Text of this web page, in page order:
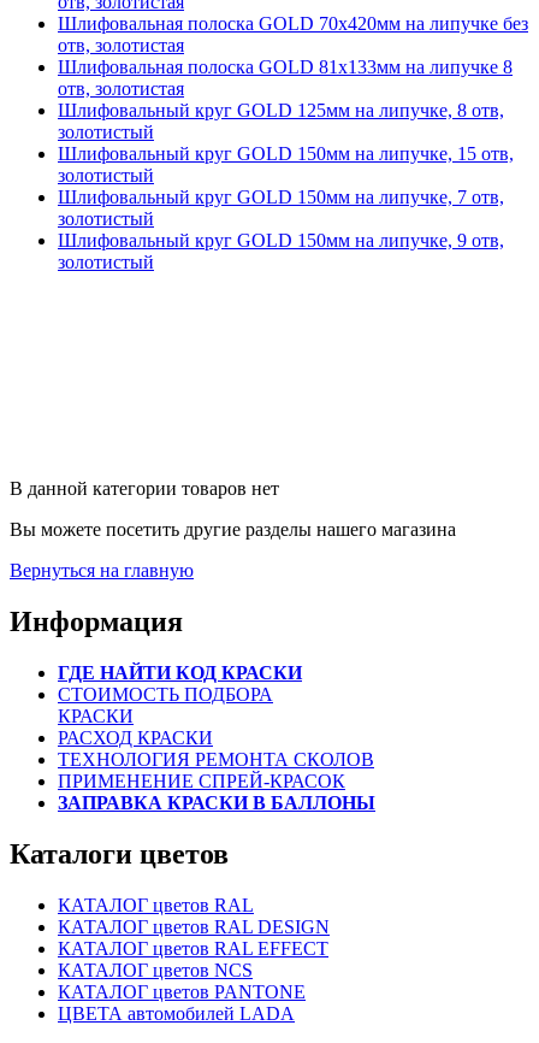
Шлифовальная полоска GOLD 70х420мм на липучке без
отв, золотистая
Шлифовальная полоска GOLD 81х133мм на липучке 8
отв, золотистая
Шлифовальный круг GOLD 125мм на липучке, 8 отв,
золотистый
Шлифовальный круг GOLD 150мм на липучке, 15 отв,
золотистый
Шлифовальный круг GOLD 150мм на липучке, 7 отв,
золотистый
Шлифовальный круг GOLD 150мм на липучке, 9 отв,
золотистый
В данной категории товаров нет
Вы можете посетить другие разделы нашего магазина
Вернуться на главную
Информация
ГДЕ НАЙТИ КОД КРАСКИ
СТОИМОСТЬ ПОДБОРА
КРАСКИ
РАСХОД КРАСКИ
ТЕХНОЛОГИЯ РЕМОНТА СКОЛОВ
ПРИМЕНЕНИЕ СПРЕЙ-КРАСОК
ЗАПРАВКА КРАСКИ В БАЛЛОНЫ
Каталоги цветов
КАТАЛОГ цветов RAL
КАТАЛОГ цветов RAL DESIGN
КАТАЛОГ цветов RAL EFFECT
КАТАЛОГ цветов NCS
КАТАЛОГ цветов PANTONE
ЦВЕТА автомобилей LADA